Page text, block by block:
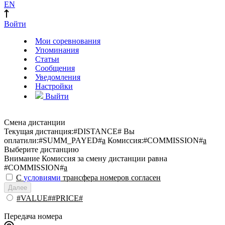
EN
Войти
Мои соревнования
Упоминания
Статьи
Сообщения
Уведомления
Настройки
Выйти
Смена дистанции
Текущая дистанция:#DISTANCE# Вы
оплатили:#SUMM_PAYED#a Комиссия:#COMMISSION#a
Выберите дистанцию
Внимание Комиссия за смену дистанции равна
#COMMISSION#a
С условиями трансфера номеров согласен
Далее
#VALUE##PRICE#
Передача номера